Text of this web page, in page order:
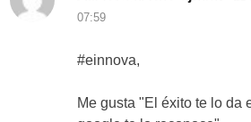
07:59
#einnova,
Me gusta "El éxito te lo da